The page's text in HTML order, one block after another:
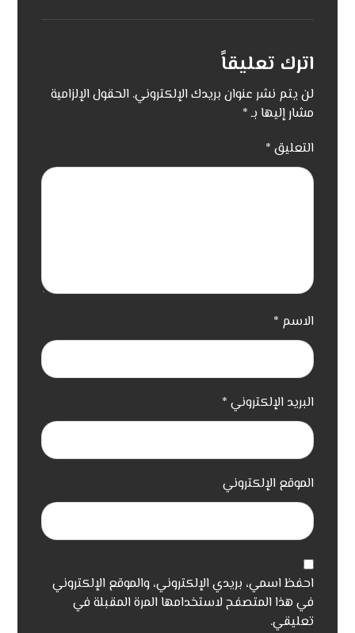
اترك تعليقاً
لن يتم نشر عنوان بريدك الإلكتروني. الحقول الإلزامية
مشار إليها بـ*
التعليق *
الاسم *
البريد الإلكتروني *
الموقع الإلكتروني
احفظ اسمي، بريدي الإلكتروني، والموقع الإلكتروني
في هذا المتصفح لاستخدامها المرة المقبلة في
تعليقي.